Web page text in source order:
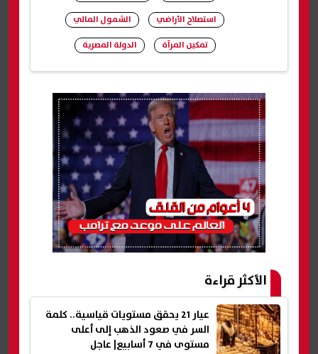
استصلاح الأراضي
الشمول المالي
تمكين المرآة
الدولة المصرية
الأكثر قراءة
عيار 21 يحقق مستويات قياسية.. كلمة
السر في صعود الذهب إلى أعلى
مستوى في 7 أسابيع| عاجل